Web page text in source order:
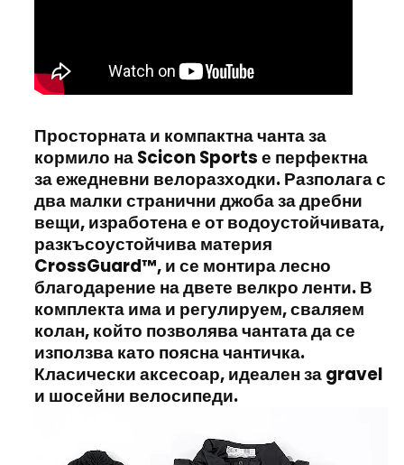
Просторната и компактна чанта за
кормило наScicon Sportsе перфектна
за ежедневни велоразходки. Разполага с
два малки странични джоба за дребни
вещи, изработена е от водоустойчивата,
разкъсоустойчива материя
CrossGuard™, и се монтира лесно
благодарение на двете велкро ленти. В
комплекта има и регулируем, сваляем
колан, който позволява чантата да се
използва като поясна чантичка.
Класически аксесоар, идеален заgravel
и шосейни велосипеди.